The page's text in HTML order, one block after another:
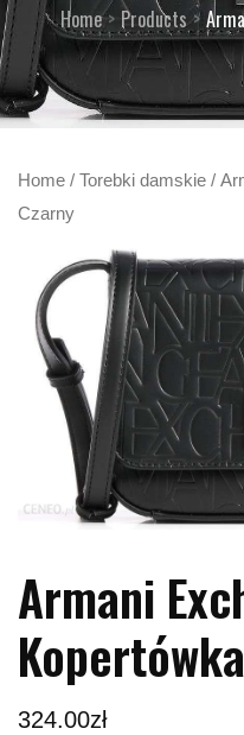
Home Products
Home / Torebki damskie /
Czarny
Armani
324.00zł